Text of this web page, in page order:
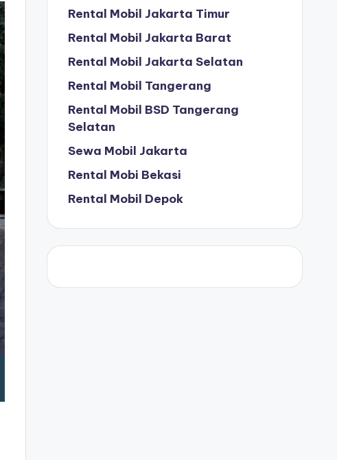
Rental Mobil Jakarta Timur
Rental Mobil Jakarta Barat
Rental Mobil Jakarta Selatan
Rental Mobil Tangerang
Rental Mobil BSD Tangerang
Selatan
Sewa Mobil Jakarta
Rental Mobi Bekasi
Rental Mobil Depok